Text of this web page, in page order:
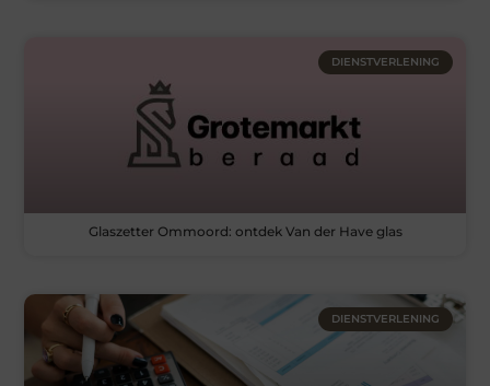
DIENSTVERLENING
Glaszetter Ommoord: ontdek Van der Have glas
DIENSTVERLENING